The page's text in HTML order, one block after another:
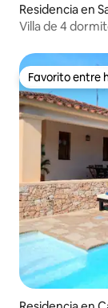
Residencia en
Villa de 4
Favorito entre
Favorito entre